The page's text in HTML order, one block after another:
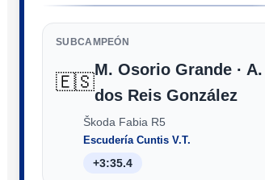
SUBCAMPEÓN
🇪🇸
M. Osorio Grande · A.
dos Reis González
Škoda Fabia R5
Escudería Cuntis V.T.
+3:35.4